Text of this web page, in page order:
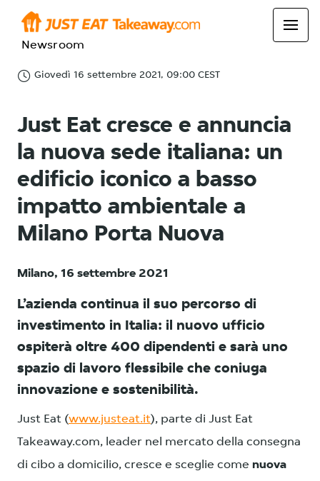
Newsroom
Giovedì 16 settembre 2021, 09:00 CEST
Just Eat cresce e annuncia
la nuova sede italiana: un
edificio iconico a basso
impatto ambientale a
Milano Porta Nuova
Milano, 16 settembre 2021
L’azienda continua il suo percorso di
investimento in Italia: il nuovo ufficio
ospiterà oltre 400 dipendenti e sarà uno
spazio di lavoro flessibile che coniuga
innovazione e sostenibilità.
Just Eat (www.justeat.it), parte di Just Eat
Takeaway.com, leader nel mercato della consegna
di cibo a domicilio, cresce e sceglie come nuova